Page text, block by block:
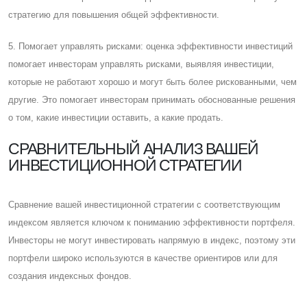
стратегию для повышения общей эффективности.
5. Помогает управлять рисками: оценка эффективности инвестиций
помогает инвесторам управлять рисками, выявляя инвестиции,
которые не работают хорошо и могут быть более рискованными, чем
другие. Это помогает инвесторам принимать обоснованные решения
о том, какие инвестиции оставить, а какие продать.
CРАВНИТЕЛЬНЫЙ АНАЛИЗ ВАШЕЙ
ИНВЕСТИЦИОННОЙ СТРАТЕГИИ
Cравнение вашей инвестиционной стратегии с соответствующим
индексом является ключом к пониманию эффективности портфеля.
Инвесторы не могут инвестировать напрямую в индекс, поэтому эти
портфели широко используются в качестве ориентиров или для
создания индексных фондов.